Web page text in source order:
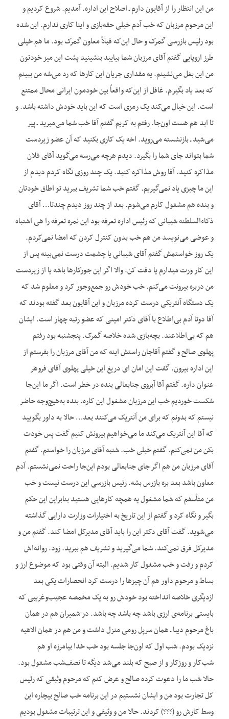
من این انتظار را از آقایون دارم ـ اصلاح این اداره. آمدیم. شروع کردیم و
این مرحوم مرزبان که خب آدم خیلی حقه‌بازی و اینا کاری ندارم. این شده
بود رئیس بازرسی گمرک و حال این‌که قبلاً معاون گمرک بود. ما هم خیلی
طرز اروپایی گفتم آقای مرزبان شما بیایید بنشینید پشت این میز خودتون
من این بغل می‌نشینم. یه مقداری جریان این کارها که رد می‌شه من ببینم
که بعد یاد بگیرم. غافل از این‌که واقعاً بین خودمون ایرانی محال ممتنع
است. این خیال می‌کند یک رمزی است که این باید خودش داشته باشد. و
تا ابد هم هست اون‌جا. رفتم به کریم گفتم آقا خب شما می‌میرید ـ پیر
می‌شید ـ بازنشسته می‌روید. اخه یک کاری بکنید که آن عضو زیردست
شما بتواند جای شما را بگیرد. دیدم هرچه می‌رسه می‌گوید آقای فلان
مذاکره کنید. آقا روش مذاکره کنید. یک چند روزی نگاه کردم دیدم از
این ما چیزی یاد نمی‌گیریم. گفتم خب شما تشریف ببرید تو اطاق خودتان
و بنده هم مشغول کارم می‌شوم. بعد از چند روز دیدم چندتا… آقای
ذکاءالسلطنه شیبانی که رئیس اداره تعرفه بود این نمره تعرفه را هی اشتباه
و عوضی می‌نویسد من هم خب بدون کنترل کردن که امضا نمی‌کردم.
یک روز خواستمش گفتم آقای شیبانی یا چشمت درست نمی‌بینه پس از
این کار ورت میدارم یا دقت کن. والا اگر این جورکارها باشه یا از زیردست
من دربره بیرونت می‌کنم. خب خودش رو جمع‌وجور کرد و معلوم شد که
یک دستگاه آنتریکی درست کرده مرزبان و این آقایون بعد گفته بودند که
آقا دوتا آدم بی‌اطلاع با آقای دکتر امینی که عضو رتبه چهار است. ایشان
هم که بی‌اطلاعند. بچه‌بازی شده خلاصه گمرک. پنجشنبه بود رفتم
پهلوی صالح و گفتم آقاجان راستش اینه که من آقای مرزبان را بفرستم از
این اداره بیرون. گفت این امان ای دریغ این خیلی پهلوی آقای فروهر
عنوان داره. گفتم آقا آبروی جنابعالی بنده در خطر است. اگر ما این‌جا
شکست خوردیم خب این مرزبان مشغول این کاره. بنده به‌هیچ‌وجه حاضر
نیستم که بدونم که برای من آنتریک می‌کنند بعد… حالا به داور بگویید
که آقا این آنتریک می‌کند ما می‌خواهیم بیرونش کنیم گفت پس خودت
بکن من نمی‌کنم. گفتم خیلی خب. شنبه آقای مرزبان را خواستم. گفتم
آقای مرزبان من هم اگر جای جنابعالی بودم این‌جا راحت نمی‌نشستم. آدم
معاون باشد بعد بره بازرس بشه. رئیس بازرسی این درست نیست و خب
من متأسفم که شما مشغول یه همچه کارهایی هستید بنابراین این حکم
بگیر و نگاه کرد و گفتم از این تاریخ به اختیارات وزارت دارایی گذاشته
می‌شوید. گفت آقای دکتر این را باید آقای مدیرکل امضا کند. گفتم من و
مدیرکل فرق نمی‌کند. شما می‌گیرید و تشریف هم ببرید. زود. روانه‌اش
کردم و رفت و خب مشغول کار شدیم. البته آن وقتی بود که موضوع ارز و
بساط و مرحوم داور هم آن چیزها را درست کرد انحصارات یکی بعد
ازدیگری خلاصه انداخته بود خودش رو به یک مخمصه عجیب‌وغریبی که
بایستی برنامه‌ی ارزی باشد چه باشد چه باشد. در شمیران هم در همان
باغ مرحوم دیبا ـ همان سرپل رومی منزل داشت و من هم در همان الاهیه
نزدیک بودم. شب اول که اون‌جا جلسه بود خب خدا بیامرزه او هم
شب‌کار و روزکار و از صبح که بلند می‌شد دیگه تا نصف‌شب مشغول بود.
حالا شب ما را دعوت کرده صالح و عرض کنم که مرحوم وثیقی که رئیس
کل تجارت بود من و ایشان نشستیم در این برنامه خب صالح بیچاره این
وسط کارش رو (؟؟؟) کردند. حالا من و وثیقی و این ترتیبات مشغول بودیم